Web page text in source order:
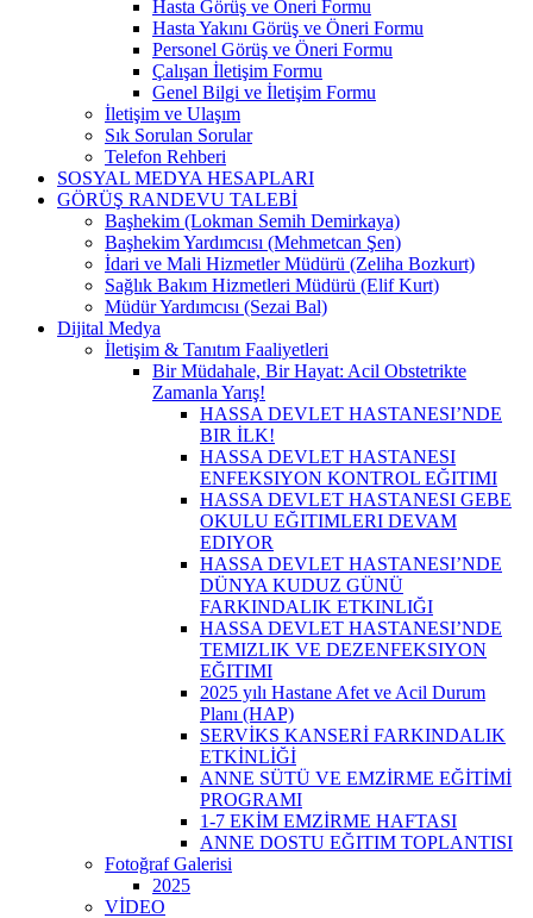
Hasta Görüş ve Öneri Formu
Hasta Yakını Görüş ve Öneri Formu
Personel Görüş ve Öneri Formu
Çalışan İletişim Formu
Genel Bilgi ve İletişim Formu
İletişim ve Ulaşım
Sık Sorulan Sorular
Telefon Rehberi
SOSYAL MEDYA HESAPLARI
GÖRÜŞ RANDEVU TALEBİ
Başhekim (Lokman Semih Demirkaya)
Başhekim Yardımcısı (Mehmetcan Şen)
İdari ve Mali Hizmetler Müdürü (Zeliha Bozkurt)
Sağlık Bakım Hizmetleri Müdürü (Elif Kurt)
Müdür Yardımcısı (Sezai Bal)
Dijital Medya
İletişim & Tanıtım Faaliyetleri
Bir Müdahale, Bir Hayat: Acil Obstetrikte
Zamanla Yarış!
HASSA DEVLET HASTANESI’NDE
BIR İLK!
HASSA DEVLET HASTANESI
ENFEKSIYON KONTROL EĞITIMI
HASSA DEVLET HASTANESI GEBE
OKULU EĞITIMLERI DEVAM
EDIYOR
HASSA DEVLET HASTANESI’NDE
DÜNYA KUDUZ GÜNÜ
FARKINDALIK ETKINLIĞI
HASSA DEVLET HASTANESI’NDE
TEMIZLIK VE DEZENFEKSIYON
EĞITIMI
2025 yılı Hastane Afet ve Acil Durum
Planı (HAP)
SERVİKS KANSERİ FARKINDALIK
ETKİNLİĞİ
ANNE SÜTÜ VE EMZİRME EĞİTİMİ
PROGRAMI
1-7 EKİM EMZİRME HAFTASI
ANNE DOSTU EĞITIM TOPLANTISI
Fotoğraf Galerisi
2025
VİDEO